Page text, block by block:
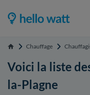
Accueil Chauffage
Voici la liste
la-Plagne